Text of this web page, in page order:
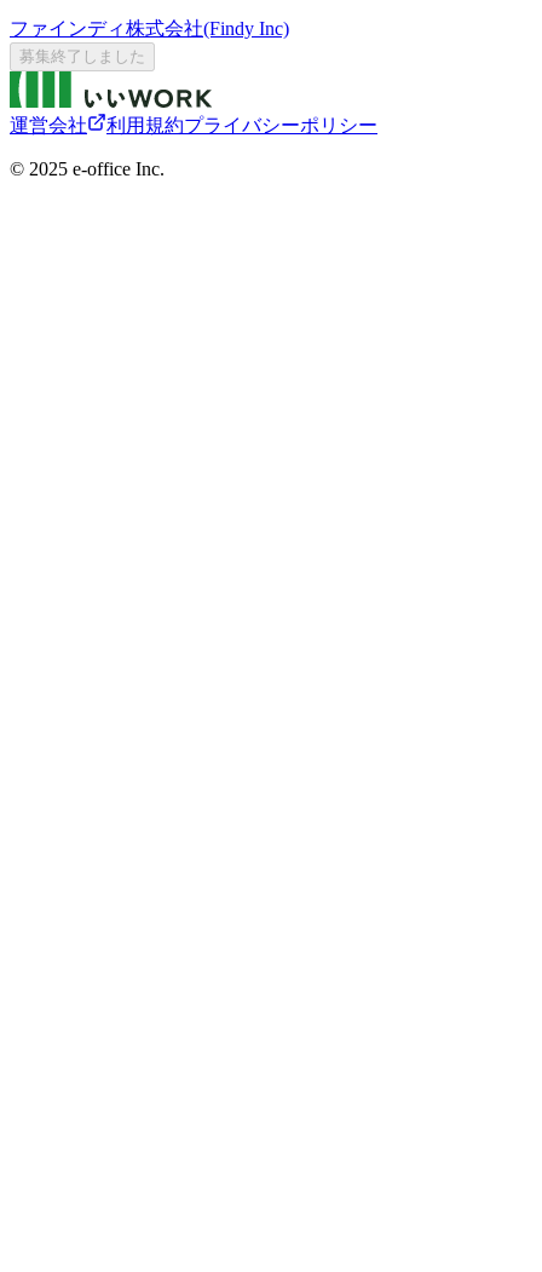
ファインディ株式会社(Findy Inc)
募集終了しました
運営会社 利用規約プライバシーポリシー
©︎ 2025 e-office Inc.